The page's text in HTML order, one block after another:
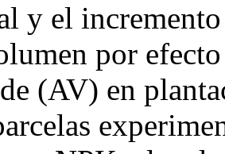
y el
por
(AV) en